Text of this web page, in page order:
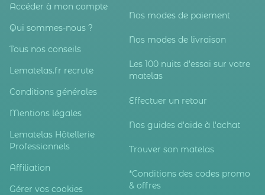
Accéder à mon compte
Qui sommes-nous ?
Tous nos conseils
Lematelas.fr recrute
Conditions générales
Mentions légales
Lematelas Hôtellerie
Professionnels
Affiliation
Gérer vos cookies
Nos modes de paiement
Nos modes de livraison
Les 100 nuits d'essai sur votre
matelas
Effectuer un retour
Nos guides d'aide à l'achat
Trouver son matelas
*Conditions des codes promo
& offres